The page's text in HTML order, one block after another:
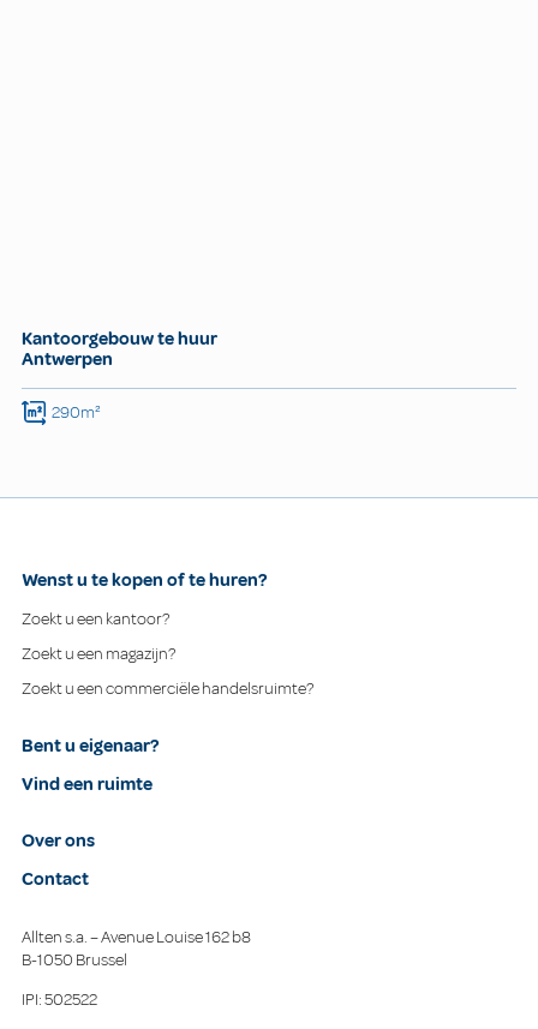
Kantoorgebouw te huur
Antwerpen
290m²
Wenst u te kopen of te huren?
Zoekt u een kantoor?
Zoekt u een magazijn?
Zoekt u een commerciële handelsruimte?
Bent u eigenaar?
Vind een ruimte
Over ons
Contact
Allten s.a. – Avenue Louise 162 b8
B-1050 Brussel
IPI: 502522